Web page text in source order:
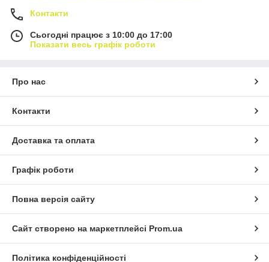
Контакти
Сьогодні працює з 10:00 до 17:00
Показати весь графік роботи
Про нас
Контакти
Доставка та оплата
Графік роботи
Повна версія сайту
Сайт створено на маркетплейсі Prom.ua
Політика конфіденційності